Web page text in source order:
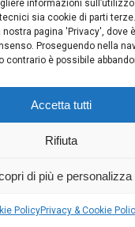
informazioni
sia cookie di parti
pagina 'Privacy', dove
Proseguendo nella
contrario è possibile
Accetta tutti
Rifiuta
di più e personalizza
PolicyPrivacy & Cookie
del Comune di Ferrara